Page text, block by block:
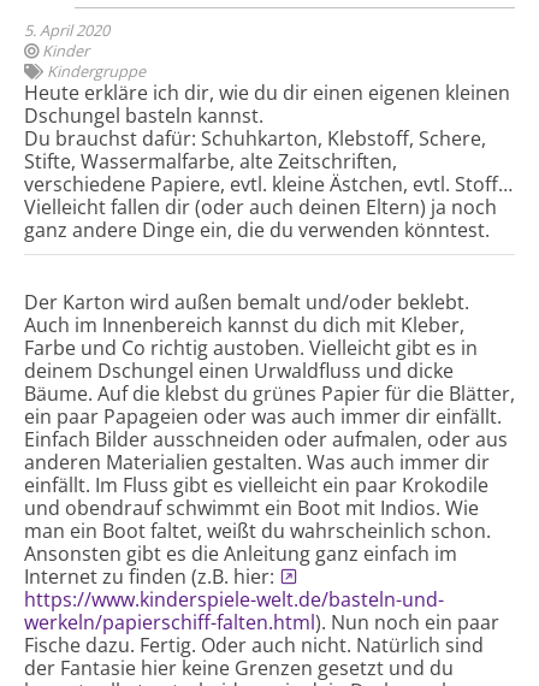
5. April 2020
Kinder
Kindergruppe
Heute erkläre ich dir, wie du dir einen eigenen kleinen
Dschungel basteln kannst.
Du brauchst dafür: Schuhkarton, Klebstoff, Schere,
Stifte, Wassermalfarbe, alte Zeitschriften,
verschiedene Papiere, evtl. kleine Ästchen, evtl. Stoff…
Vielleicht fallen dir (oder auch deinen Eltern) ja noch
ganz andere Dinge ein, die du verwenden könntest.
Der Karton wird außen bemalt und/oder beklebt.
Auch im Innenbereich kannst du dich mit Kleber,
Farbe und Co richtig austoben. Vielleicht gibt es in
deinem Dschungel einen Urwaldfluss und dicke
Bäume. Auf die klebst du grünes Papier für die Blätter,
ein paar Papageien oder was auch immer dir einfällt.
Einfach Bilder ausschneiden oder aufmalen, oder aus
anderen Materialien gestalten. Was auch immer dir
einfällt. Im Fluss gibt es vielleicht ein paar Krokodile
und obendrauf schwimmt ein Boot mit Indios. Wie
man ein Boot faltet, weißt du wahrscheinlich schon.
Ansonsten gibt es die Anleitung ganz einfach im
Internet zu finden (z.B. hier:
https://www.kinderspiele-welt.de/basteln-und-
werkeln/papierschiff-falten.html). Nun noch ein paar
Fische dazu. Fertig. Oder auch nicht. Natürlich sind
der Fantasie hier keine Grenzen gesetzt und du